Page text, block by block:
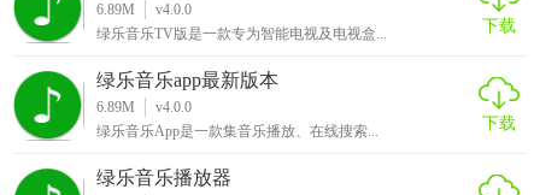
6.89M
v4.0.0
绿乐音乐TV版是一款专为智能电视及电视盒...
下载
绿乐音乐app最新版本
6.89M
v4.0.0
绿乐音乐App是一款集音乐播放、在线搜索...
下载
绿乐音乐播放器